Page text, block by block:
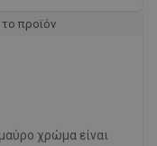
προϊόν
χρώμα είναι